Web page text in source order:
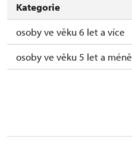
Kategorie
osoby ve věku 6 let a více
osoby ve věku 5 let a méně